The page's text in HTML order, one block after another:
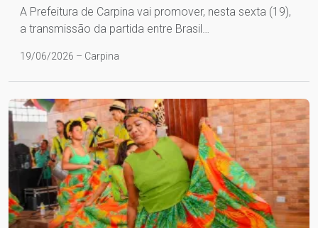
A Prefeitura de Carpina vai promover, nesta sexta (19),
a transmissão da partida entre Brasil…
19/06/2026 – Carpina